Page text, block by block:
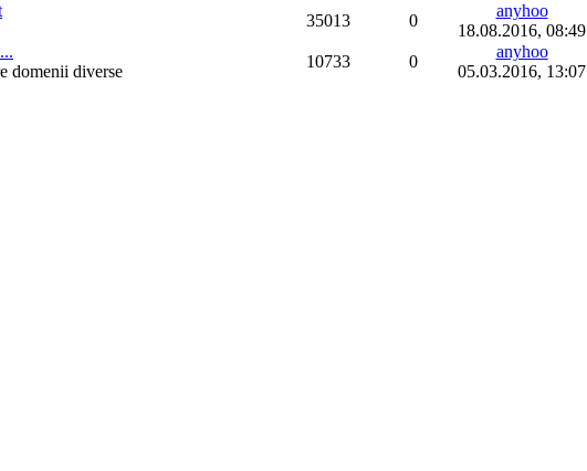
35013 0
anyhoo
18.08.2016, 08:49
domenii diverse
10733 0
anyhoo
05.03.2016, 13:07